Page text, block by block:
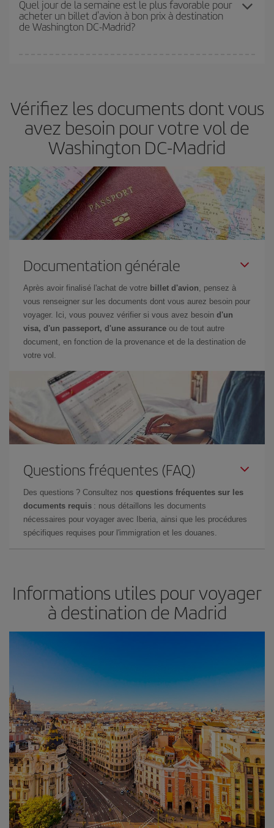
d'acheter le vol le moins cher.
Quel jour de la semaine est le plus favorable pour
acheter un billet d'avion à bon prix à destination
de Washington DC-Madrid?
billets, plus vous bénéficiez de prix économiques. De plus, en
restant flexible sur les dates et les horaires de vol lors de votre
recherche, vous pourrezchoisir le prix le plus économique.
Vérifiez les documents dont vous
avez besoin pour votre vol de
Washington DC-Madrid
Documentation générale
Après avoir finalisé l'achat de votre billet d'avion, pensez à
vous renseigner sur les documents dont vous aurez besoin pour
voyager. Ici, vous pouvez vérifier si vous avez besoin d'un
visa, d'un passeport, d'une assurance ou de tout autre
document, en fonction de la provenance et de la destination de
votre vol.
Questions fréquentes (FAQ)
Des questions ? Consultez nos questions fréquentes sur les
documents requis : nous détaillons les documents
nécessaires pour voyager avec Iberia, ainsi que les procédures
spécifiques requises pour l'immigration et les douanes.
Informations utiles pour voyager
à destination de Madrid